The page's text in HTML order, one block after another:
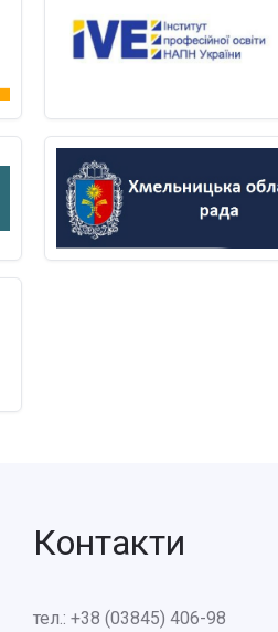
Контакти
тел.: +38 (03845) 406-98